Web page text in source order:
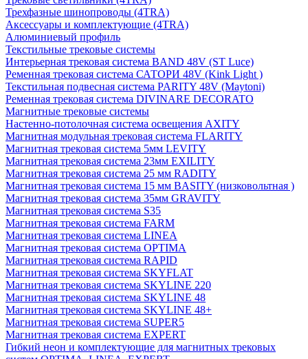
Трехфазные шинопроводы (4TRA)
Аксессуары и комплектующие (4TRA)
Алюминиевый профиль
Текстильные трековые системы
Интерьерная трековая система BAND 48V (ST Luce)
Ременная трековая система САТОРИ 48V (Kink Light )
Текстильная подвесная система PARITY 48V (Maytoni)
Ременная трековая система DIVINARE DECORATO
Магнитные трековые системы
Настенно-потолочная система освещения AXITY
Магнитная модульная трековая система FLARITY
Магнитная трековая система 5мм LEVITY
Магнитная трековая система 23мм EXILITY
Магнитная трековая система 25 мм RADITY
Магнитная трековая система 15 мм BASITY (низковольтная )
Магнитная трековая система 35мм GRAVITY
Магнитная трековая система S35
Магнитная трековая система FARM
Магнитная трековая система LINEA
Магнитная трековая система OPTIMA
Магнитная трековая система RAPID
Магнитная трековая система SKYFLAT
Магнитная трековая система SKYLINE 220
Магнитная трековая система SKYLINE 48
Магнитная трековая система SKYLINE 48+
Магнитная трековая система SUPER5
Магнитная трековая система EXPERT
Гибкий неон и комплектующие для магнитных трековых